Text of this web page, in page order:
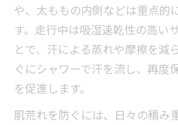
摩擦が原因の肌トラ
シャモアクリームで
ロードバイク用ウェ
合わせ
汗に強い保湿剤の選び
用法
や、太ももの内側などは重点的
す。走行中は吸湿速乾性の高い
とで、汗による蒸れや摩擦を減
ぐにシャワーで汗を流し、再度
を促進します。
肌荒れを防ぐには、日々の積み